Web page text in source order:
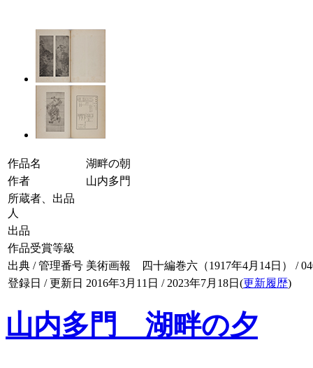
作品名
湖畔の朝
作者
山内多門
所蔵者、出品
人
出品
作品受賞等級
出典 / 管理番号 美術画報 四十編巻六（1917年4月14日） /
登録日 / 更新日 2016年3月11日 / 2023年7月18日(更新履歴)
山内多門 湖畔の夕